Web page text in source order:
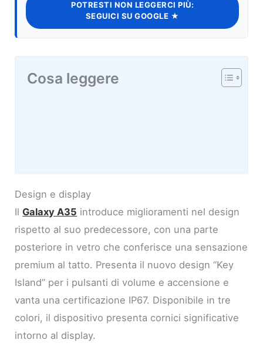
POTRESTI NON LEGGERCI PIÙ:
SEGUICI SU GOOGLE ★
Cosa leggere
Design e display
IlGalaxy A35 introduce miglioramenti nel design
rispetto al suo predecessore, con una parte
posteriore in vetro che conferisce una sensazione
premium al tatto. Presenta il nuovo design “Key
Island” per i pulsanti di volume e accensione e
vanta una certificazione IP67. Disponibile in tre
colori, il dispositivo presenta cornici significative
intorno al display.